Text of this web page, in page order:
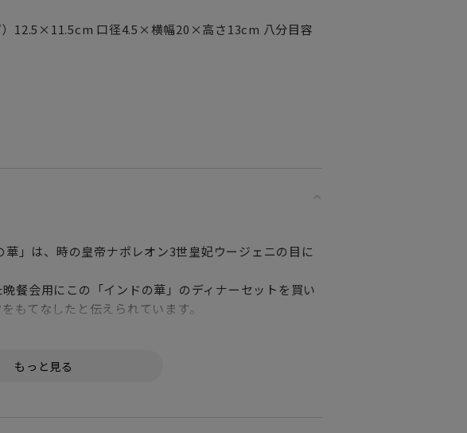
）12.5×11.5cm 口径4.5×横幅20×高さ13cm 八分目容
」は、時の皇帝ナポレオン3世皇妃ウージェニの目に
餐会用にこの「インドの華」のディナーセットを買い
もてなしたと伝えられています。
インドの華」の文様の一部を使ってアレンジした簡略